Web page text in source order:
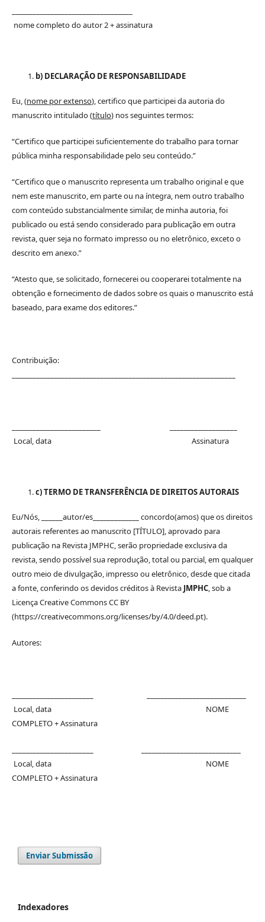
nome completo do autor 2 + assinatura
b) DECLARAÇÃO DE RESPONSABILIDADE
Eu, (nome por extenso), certifico que participei da autoria do
manuscrito intitulado (título) nos seguintes termos:
“Certifico que participei suficientemente do trabalho para tornar
pública minha responsabilidade pelo seu conteúdo.”
“Certifico que o manuscrito representa um trabalho original e que
nem este manuscrito, em parte ou na íntegra, nem outro trabalho
com conteúdo substancialmente similar, de minha autoria, foi
publicado ou está sendo considerado para publicação em outra
revista, quer seja no formato impresso ou no eletrônico, exceto o
descrito em anexo.”
“Atesto que, se solicitado, fornecerei ou cooperarei totalmente na
obtenção e fornecimento de dados sobre os quais o manuscrito está
baseado, para exame dos editores.”
Contribuição:
Local, data Assinatura
c) TERMO DE TRANSFERÊNCIA DE DIREITOS AUTORAIS
Eu/Nós, ______autor/es_____________ concordo(amos) que os direitos
autorais referentes ao manuscrito [TÍTULO], aprovado para
publicação na Revista JMPHC, serão propriedade exclusiva da
revista, sendo possível sua reprodução, total ou parcial, em qualquer
outro meio de divulgação, impresso ou eletrônico, desde que citada
a fonte, conferindo os devidos créditos à Revista JMPHC, sob a
Licença Creative Commons CC BY
(https://creativecommons.org/licenses/by/4.0/deed.pt).
Autores:
Local, data NOME
COMPLETO + Assinatura
Local, data NOME
COMPLETO + Assinatura
Enviar Submissão
Indexadores